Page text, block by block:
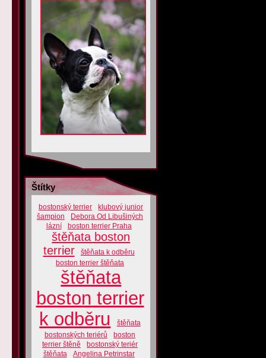
Štítky
bostonský terrier
klubový junior
šampion
Debora Od Libušiných
lázní
boston terrier Praha
štěňata boston
terrier
štěňata k odběru
boston terrier štěňata
štěňata
boston terrier
k odběru
štěňata
bostonských teriérů
boston
terrier štěně
bostonský teriér
štěňata
Angelina Petrinstar